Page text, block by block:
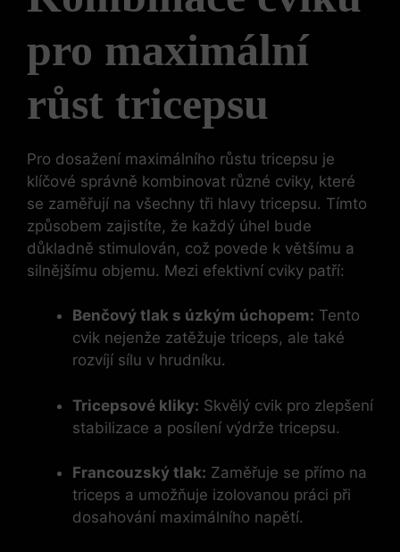
pro maximální
růst tricepsu
Pro dosažení maximálního růstu tricepsu je
klíčové správně kombinovat různé cviky, které
se zaměřují na všechny tři hlavy tricepsu. Tímto
způsobem zajistíte, že každý​ úhel bude
důkladně stimulován, ‌což povede ⁤k většímu a
silnějšímu objemu. Mezi efektivní cviky​ patří:
Benčový tlak​ s úzkým úchopem: Tento
cvik nejenže zatěžuje triceps, ale také
rozvíjí sílu v ​hrudníku.
Tricepsové kliky: Skvělý ⁣cvik pro zlepšení
stabilizace a posílení výdrže tricepsu.
Francouzský tlak: Zaměřuje se⁣ přímo na
triceps a umožňuje izolovanou práci při
dosahování maximálního⁣ napětí.